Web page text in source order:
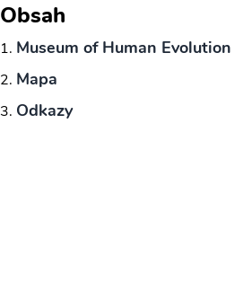
Obsah
Museum of Human Evolution
Mapa
Odkazy